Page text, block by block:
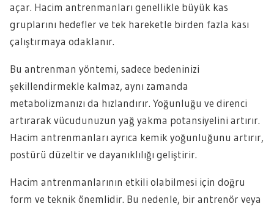
açar. Hacim antrenmanları genellikle büyük kas
gruplarını hedefler ve tek hareketle birden fazla kası
çalıştırmaya odaklanır.
Bu antrenman yöntemi, sadece bedeninizi
şekillendirmekle kalmaz, aynı zamanda
metabolizmanızı da hızlandırır. Yoğunluğu ve direnci
artırarak vücudunuzun yağ yakma potansiyelini artırır.
Hacim antrenmanları ayrıca kemik yoğunluğunu artırır,
postürü düzeltir ve dayanıklılığı geliştirir.
Hacim antrenmanlarının etkili olabilmesi için doğru
form ve teknik önemlidir. Bu nedenle, bir antrenör veya